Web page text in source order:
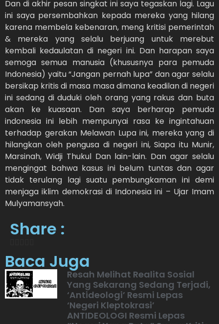
Dan di akhir pesan singkat ini saya tegaskan lagi. Lagu
ini saya persembahkan kepada mereka yang hilang
karena membela kebenaran, meng kritisi pemerintah
& mereka yang selalu berjuang untuk merebut
kembali kedaulatan di negeri ini. Dan harapan saya
semoga semua manusia (khususnya para pemuda
Indonesia) yaitu “Jangan pernah lupa” dan agar selalu
bersikap kritis di masa masa dimana keadilan di negeri
ini sedang di duduki oleh orang yang rakus dan buta
akan ke kuasaan. Dan saya berharap pemuda
indonesia ini lebih mempunyai rasa ke ingintahuan
terhadap gerakan Melawan Lupa ini, mereka yang di
hilangkan oleh pengusa di negeri ini, Siapa itu Munir,
Marsinah, Widji Thukul Dan lain-lain. Dan agar selalu
mengingat bahwa kasus ini belum tuntas dan agar
tidak terulang lagi suatu pembungkaman ini demi
menjaga iklim demokrasi di Indonesia ini – Ujar Imam
Mulyamansyah.
Share :
Baca Juga
Resah Melihat Realita Sosial
Yang Sekarang Sedang Terjadi,
‘Antideologi’ Resmi Lepas
‘Negeri Kleptokrasi’
ANTIDEOLOGI Resmi Lepas